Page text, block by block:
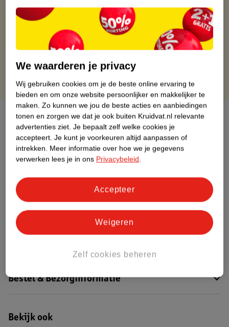
Op werkdagen voor 22:00 uur besteld, volgende dag in huis
Gratis thuisbezorgd vanaf 50.00
Gratis retourneren binnen 30 dagen
Gratis punten met je Kruidvat kaart
Over dit product
Productinformatie
Nature Impact Score
Impact Score.
Bestel & Bezorginformatie
Bekijk ook
We waarderen je privacy
Wij gebruiken cookies om je de beste online ervaring te
bieden en om onze website persoonlijker en makkelijker te
maken. Zo kunnen we jou de beste acties en aanbiedingen
tonen en zorgen we dat je ook buiten Kruidvat.nl relevante
advertenties ziet. Je bepaalt zelf welke cookies je
accepteert. Je kunt je voorkeuren altijd aanpassen of
intrekken. Meer informatie over hoe we je gegevens
verwerken lees je in ons Privacybeleid.
Zelf cookies beheren
Weigeren
Accepteer